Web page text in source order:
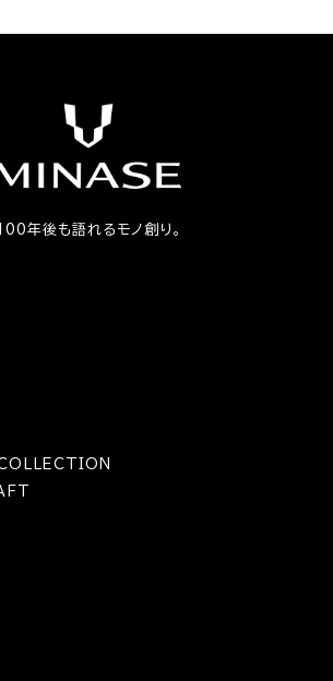
年後も語れるモノ創り。